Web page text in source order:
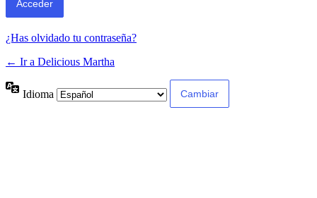
¿Has olvidado tu contraseña?
← Ir a Delicious Martha
Idioma